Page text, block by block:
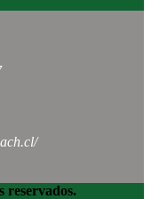
reservados.